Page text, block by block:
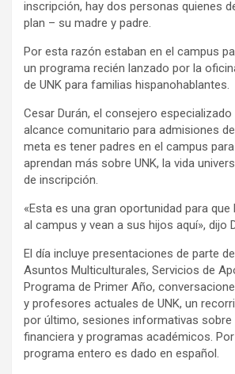
inscripción, hay dos personas quienes
plan – su madre y padre.
Por esta razón estaban en el campus
un programa recién lanzado por la
de UNK para familias hispanohablantes.
Cesar Durán, el consejero
alcance comunitario para admisiones
meta es tener padres en el campus
aprendan más sobre UNK, la vida
de inscripción.
«Esta es una gran oportunidad para que
al campus y vean a sus hijos aquí», dijo
El día incluye presentaciones de parte
Asuntos Multiculturales, Servicios de
Programa de Primer Año,
y profesores actuales de UNK, un
por último, sesiones informativas sobre
financiera y programas académicos.
programa entero es dado en español.